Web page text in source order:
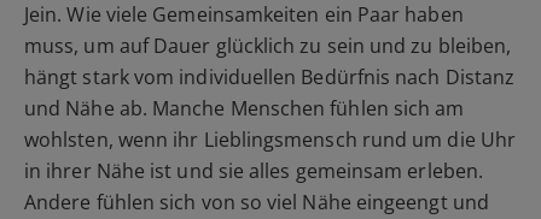
Jein. Wie viele Gemeinsamkeiten ein Paar haben
muss, um auf Dauer glücklich zu sein und zu bleiben,
hängt stark vom individuellen Bedürfnis nach Distanz
und Nähe ab. Manche Menschen fühlen sich am
wohlsten, wenn ihr Lieblingsmensch rund um die Uhr
in ihrer Nähe ist und sie alles gemeinsam erleben.
Andere fühlen sich von so viel Nähe eingeengt und